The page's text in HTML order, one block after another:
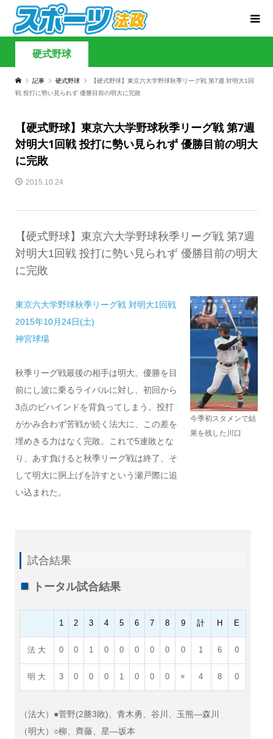
硬式野球
記事 硬式野球
【硬式野球】東京六大学野球秋季リーグ戦 第7週 対明大1回
戦 投打に勢い見られず 優勝目前の明大に完敗
【硬式野球】東京六大学野球秋季リーグ戦 第7週
対明大1回戦 投打に勢い見られず 優勝目前の明大
に完敗
2015.10.24
【硬式野球】東京六大学野球秋季リーグ戦 第7週
対明大1回戦 投打に勢い見られず 優勝目前の明大
に完敗
東京六大学野球秋季リーグ戦 対明大1回戦
2015年10月24日(土)
神宮球場
秋季リーグ戦最後の相手は明大。優勝を目
前にし波に乗るライバルに対し、初回から
3点のビハインドを背負ってしまう。投打
がかみ合わず苦戦が続く法大に、この差を
埋めきる力はなく完敗。これで5連敗とな
り、あす負けると秋季リーグ戦は終了、そ
して明大に胴上げを許すという瀬戸際に追
い込まれた。
今季初スタメンで結
果を残した川口
試合結果
トータル試合結果
1 2 3 4 5 6 7 8 9 計 H E
法 大 0 0 1 0 0 0 0 0 0 1 6 0
明 大 3 0 0 0 1 0 0 0 × 4 8 0
（法大）●菅野(2勝3敗)、青木勇、谷川、玉熊―森川
（明大）○柳、齊藤、星―坂本